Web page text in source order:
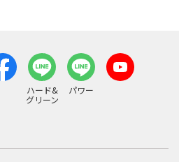
ハード&
グリーン
パワー